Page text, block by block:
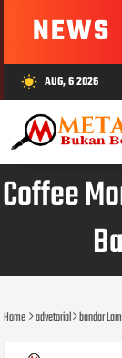
NEWS
wb_sunny AUG, 6 2026
Laporkan Dugaan
Coffee
Home advetorial bandar